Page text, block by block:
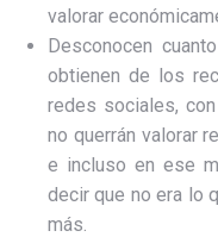
valorar
Desconocen
obtienen de los
redes sociales,
no querrán valorar
e incluso en ese
decir que no era lo
más.